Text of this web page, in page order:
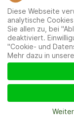
Diese Webseite
analytische
Sie allen zu, bei
deaktiviert.
"Cookie- und
Mehr dazu in